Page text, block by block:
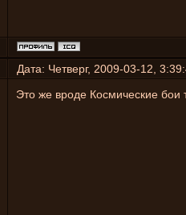
Дата: Четверг, 2009-03-12,
Это же вроде Космические бои